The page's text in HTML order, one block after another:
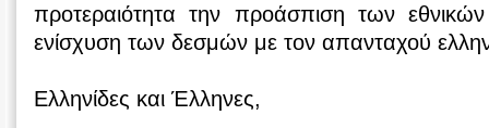
προτεραιότητα την προάσπιση των
ενίσχυση των δεσμών με τον απανταχού
Ελληνίδες και Έλληνες,